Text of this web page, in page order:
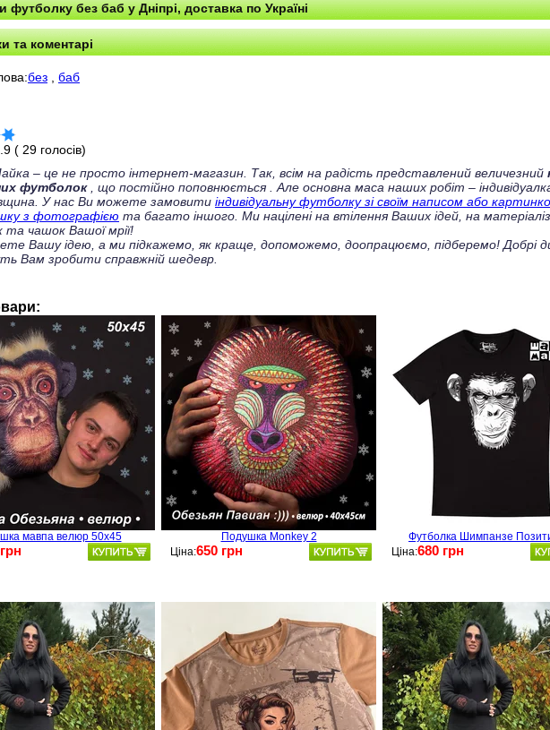
футболку без баб у Дніпрі, доставка по Україні
та коментарі
без баб
( 29 голосів)
– це не просто інтернет-магазин. Так, всім на радість представлений величезний
футболок, що постійно поповнюється
. Але основна маса наших робіт –
У нас Ви можете замовити індивідуальну футболку зі своїм написом або
з фотографією та багато іншого. Ми націлені на втілення Ваших ідей, на
чашок Вашої мрії!
Вашу ідею, а ми підкажемо, як краще, допоможемо, доопрацюємо, підберемо! Добрі
Вам зробити справжній шедевр.
мавпа велюр 50х45
Подушка Monkey 2
Ціна:650 грн
Футболка Шимпанзе
Ціна:680 грн